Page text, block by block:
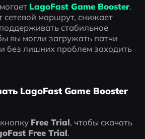
LagoFast Game Booster.
сетевой маршрут, снижает
стабильное
вы могли загружать патчи
без лишних проблем заходить
LagoFast Game Booster
Free Trial, чтобы скачать
Free Trial.